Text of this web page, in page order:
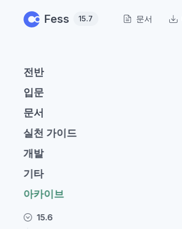
Fess 15.7 문서
전반
입문
문서
실천 가이드
개발
기타
아카이브
15.6